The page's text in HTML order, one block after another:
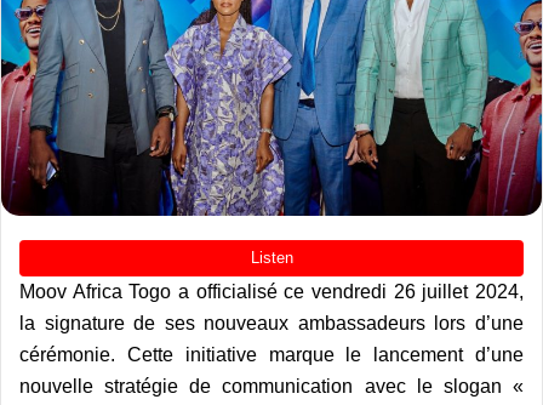
Moov Africa Togo a officialisé ce vendredi 26 juillet 2024,
la signature de ses nouveaux ambassadeurs lors d’une
cérémonie. Cette initiative marque le lancement d’une
nouvelle stratégie de communication avec le slogan «